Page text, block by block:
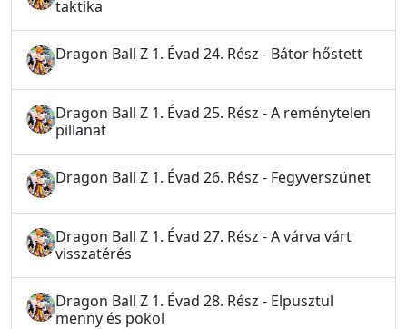
taktika
Dragon Ball Z 1. Évad 24. Rész - Bátor hőstett
Dragon Ball Z 1. Évad 25. Rész - A reménytelen
pillanat
Dragon Ball Z 1. Évad 26. Rész - Fegyverszünet
Dragon Ball Z 1. Évad 27. Rész - A várva várt
visszatérés
Dragon Ball Z 1. Évad 28. Rész - Elpusztul
menny és pokol